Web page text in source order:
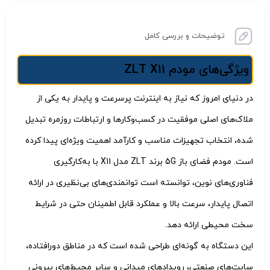
توضیحات و بررسی کامل
ویژگی‌های مودم ZLT X11
در دنیای امروز که نیاز به اینترنت پرسرعت و پایدار به یکی از
ملاک‌های اصلی موفقیت در کسب‌وکارها و ارتباطات روزمره تبدیل
شده، انتخاب تجهیزات مناسب و کارآمد اهمیت ویژه‌ای پیدا کرده
است. مودم فضای باز 5G برند ZLT مدل X11 با به‌کارگیری
فناوری‌های نوین، توانسته است توانمندی‌های بی‌نظیری در ارائه
اتصال پایدار، سرعت بالا و عملکرد قابل اطمینان حتی در شرایط
سخت محیطی ارائه دهد.
این دستگاه به گونه‌ای طراحی شده است که در مناطق دورافتاده،
سایت‌های صنعتی، رویدادهای میدانی و سایر محیط‌های بیرونی